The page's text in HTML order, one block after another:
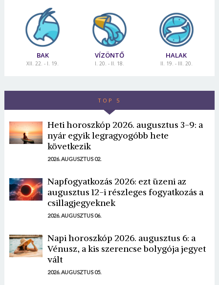
BAK
XII. 22. - I. 19.
VÍZÖNTŐ
I. 20. - II. 18.
HALAK
II. 19. - III. 20.
TOP 5
Heti horoszkóp 2026. augusztus 3-9: a
nyár egyik legragyogóbb hete
következik
2026. AUGUSZTUS 02.
Napfogyatkozás 2026: ezt üzeni az
augusztus 12-i részleges fogyatkozás a
csillagjegyeknek
2026. AUGUSZTUS 06.
Napi horoszkóp 2026. augusztus 6: a
Vénusz, a kis szerencse bolygója jegyet
vált
2026. AUGUSZTUS 05.